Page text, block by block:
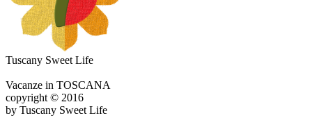
Tuscany Sweet Life
Vacanze in TOSCANA
copyright © 2016
by Tuscany Sweet Life